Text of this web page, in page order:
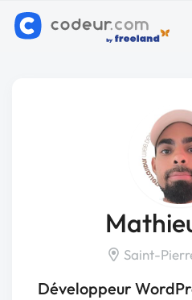
Saint-
Développeur